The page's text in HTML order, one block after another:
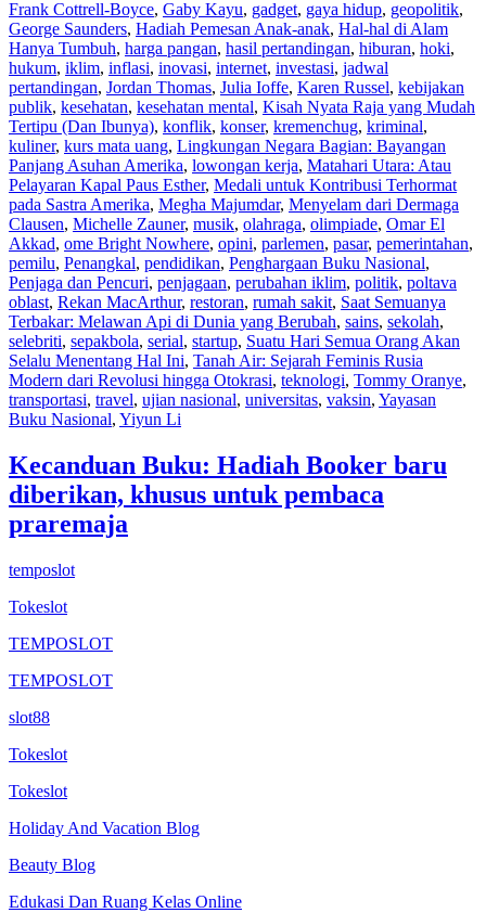
Frank Cottrell-Boyce, Gaby Kayu, gadget, gaya hidup, geopolitik,
George Saunders, Hadiah Pemesan Anak-anak, Hal-hal di Alam
Hanya Tumbuh, harga pangan, hasil pertandingan, hiburan, hoki,
hukum, iklim, inflasi, inovasi, internet, investasi, jadwal
pertandingan, Jordan Thomas, Julia Ioffe, Karen Russel, kebijakan
publik, kesehatan, kesehatan mental, Kisah Nyata Raja yang Mudah
Tertipu (Dan Ibunya), konflik, konser, kremenchug, kriminal,
kuliner, kurs mata uang, Lingkungan Negara Bagian: Bayangan
Panjang Asuhan Amerika, lowongan kerja, Matahari Utara: Atau
Pelayaran Kapal Paus Esther, Medali untuk Kontribusi Terhormat
pada Sastra Amerika, Megha Majumdar, Menyelam dari Dermaga
Clausen, Michelle Zauner, musik, olahraga, olimpiade, Omar El
Akkad, ome Bright Nowhere, opini, parlemen, pasar, pemerintahan,
pemilu, Penangkal, pendidikan, Penghargaan Buku Nasional,
Penjaga dan Pencuri, penjagaan, perubahan iklim, politik, poltava
oblast, Rekan MacArthur, restoran, rumah sakit, Saat Semuanya
Terbakar: Melawan Api di Dunia yang Berubah, sains, sekolah,
selebriti, sepakbola, serial, startup, Suatu Hari Semua Orang Akan
Selalu Menentang Hal Ini, Tanah Air: Sejarah Feminis Rusia
Modern dari Revolusi hingga Otokrasi, teknologi, Tommy Oranye,
transportasi, travel, ujian nasional, universitas, vaksin, Yayasan
Buku Nasional, Yiyun Li
Kecanduan Buku: Hadiah Booker baru
diberikan, khusus untuk pembaca
praremaja
temposlot
Tokeslot
TEMPOSLOT
TEMPOSLOT
slot88
Tokeslot
Tokeslot
Holiday And Vacation Blog
Beauty Blog
Edukasi Dan Ruang Kelas Online